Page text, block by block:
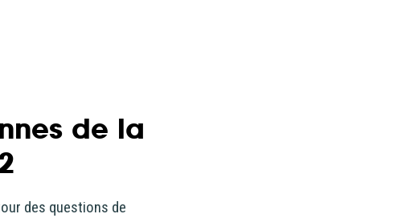
de la
des questions de
nous